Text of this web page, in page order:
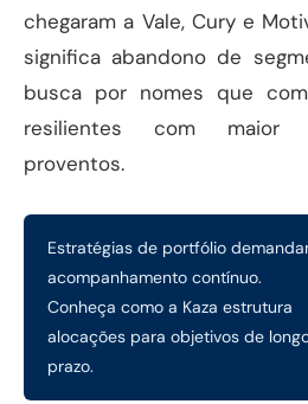
chegaram a Vale, Cury e
significa abandono de
busca por nomes que
resilientes com maior
proventos.
Estratégias de portfólio
acompanhamento contínuo.
Conheça como a Kaza estrutura
alocações para objetivos de
prazo.